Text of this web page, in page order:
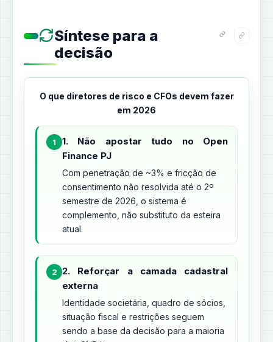
Síntese para a
decisão
O que diretores de risco e CFOs devem fazer
em 2026
1
1. Não apostar tudo no Open
Finance PJ
Com penetração de ~3% e fricção de
consentimento não resolvida até o 2º
semestre de 2026, o sistema é
complemento, não substituto da esteira
atual.
2
2. Reforçar a camada cadastral
externa
Identidade societária, quadro de sócios,
situação fiscal e restrições seguem
sendo a base da decisão para a maioria